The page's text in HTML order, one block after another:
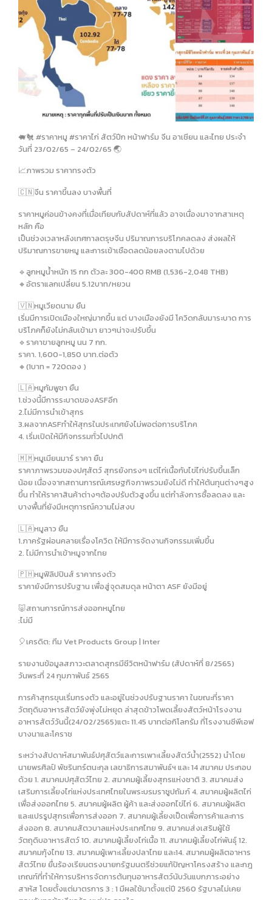
🐖🐔 #ราคาหมู #ราคาไก่ สัตว์ปีก หน้าฟาร์ม จีน อาเชียน และไทย ประจำ
วันที่ 23/02/65 – 24/02/65 🌏
📈ภาพรวม ราคาทรงตัว
🇨🇳จีน ราคาขึ้นลง บางพื้นที่
ราคาหมูค่อนข้างคงที่เมื่อเทียบกับสัปดาห์ที่แล้ว อาจเนื่องมาจากสาเหตุ
หลัก คือ
เป็นช่วงเวลาหลังเทศกาลตรุษจีน ปริมาณการบริโภคลดลง ส่งผลให้
ปริมาณการขายหมู และการเข้าเชือดลดน้อยลงตามไปด้วย
🔹️ลูกหมูน้ำหนัก 15 กก ตัวละ 300-400 RMB (1,536-2,048 THB)
🔸️อัตราแลกเปลี่ยน 5.12บาท/หยวน
🇻🇳หมูเวียดนาม ยืน
เริ่มมีการเปิดเมืองใหญ่มากขึ้น แต่ บางเมืองยังมี โควิดกลับมาระบาด การ
บริโภคก็ยังไม่กลับเข้ามา ยาวๆน่าจะปรับขึ้น
🔹️ราคาขายลูกหมู นน 7 กก.
ราคา. 1,600-1,850 บาท.ต่อตัว
🔸️(1บาท = 720ดอง )
🇱🇦หมูกัมพูชา ยืน
1.ช่วงนี้มีการระบาดของASFอีก
2.ไม่มีการนำเข้าสุกร
3.ผลจากASFทำให้สุกรในประเทศยังไม่พอต่อการบริโภค
4. เริ่มเปิดให้มีกิจกรรมทั่วไปปกติ
🇲🇲หมูเมียนมาร์ ราคา ยืน
ราคาภาพรวมของปศุสัตว์ สุกรยังทรงๆ แต่ไก่เนื้อกับไข่ไก่ปรับขึ้นเล็ก
น้อย เนื่องจากสถานการณ์เศรษฐกิจภาพรวมยังไม่ดี ทำให้ต้นทุนต่างๆสูง
ขึ้น ทำให้ราคาสินค้าต่างๆต้องปรับตัวสูงขึ้น แต่กำลังการซื้อลดลง และ
บางพื้นที่ยังมีเหตุการณ์ความไม่สงบ
🇱🇦หมูลาว ยืน
1.ภาครัฐผ่อนคลายเรื่องโควิด ให้มีการจัดงานกิจกรรมเพิ่มขึ้น
2. ไม่มีการนำเข้าหมูจากไทย
🇵🇭หมูฟิลิปปินส์ ราคาทรงตัว
ราคายังมีการปรับฐาน เพื่อสู่จุดสมดุล หน้าตา ASF ยังมีอยู่
🐷สถานการณ์การส่งออกหมูไทย
:ไม่มี
🎈เครดิต: ทีม Vet Products Group | Inter
รายงานข้อมูลสภาวะตลาดสุกรมีชีวิตหน้าฟาร์ม (สัปดาห์ที่ 8/2565)
วันพระที่ 24 กุมภาพันธ์ 2565
การค้าสุกรขุนเริ่มทรงตัว และอยู่ในช่วงปรับฐานราคา ในขณะที่ราคา
วัตถุดิบอาหารสัตว์ยังพุ่งไม่หยุด ล่าสุดข้าวโพดเลี้ยงสัตว์หน้าโรงงาน
อาหารสัตว์วันนี้(24/02/2565)แตะ 11.45 บาทต่อกิโลกรัม ที่โรงงานซีพีเอฟ
บางนาและโคราช
ระหว่างสัปดาห์สมาพันธ์ปศุสัตว์และการเพาะเลี้ยงสัตว์น้ำ(2552) นำโดย
นายพรศิลป์ พัชรินทร์ตนะกุล เลขาธิการสมาพันธ์ฯ และ 14 สมาคม ประกอบ
ด้วย 1. สมาคมปศุสัตว์ไทย 2. สมาคมผู้เลี้ยงสุกรแห่งชาติ 3. สมาคมส่ง
เสริมการเลี้ยงไก่แห่งประเทศไทยในพระบรมราชูปถัมภ์ 4. สมาคมผู้ผลิตไก่
เพื่อส่งออกไทย 5. สมาคมผู้ผลิต ผู้ค้า และส่งออกไข่ไก่ 6. สมาคมผู้ผลิต
และแปรรูปสุกรเพื่อการส่งออก 7. สมาคมผู้เลี้ยงเป็ดเพื่อการค้าและการ
ส่งออก 8. สมาคมสัตวบาลแห่งประเทศไทย 9. สมาคมส่งเสริมผู้ใช้
วัตถุดิบอาหารสัตว์ 10. สมาคมผู้เลี้ยงไก่เนื้อ 11. สมาคมผู้เลี้ยงไก่พันธุ์ 12.
สมาคมกุ้งไทย 13. สมาคมผู้เพาะเลี้ยงปลาไทย และ14. สมาคมผู้ผลิตอาหาร
สัตว์ไทย ยื่นร้องเรียนตรงนายกรัฐมนตรีช่วยแก้ปัญหาโครงสร้าง และกฎ
เกณฑ์ที่ทำให้การบริหารจัดการต้นทุนอาหารสัตว์นับวันแบกภาระอย่าง
สาหัส โดยตั้งแต่มาตรการ 3 : 1 มีผลใช้มาตั้งแต่ปี 2560 รัฐบาลไม่เคย